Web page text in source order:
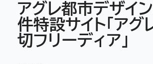
アグレ都市デザイ
件特設サイト「アグ
切フリーディア」